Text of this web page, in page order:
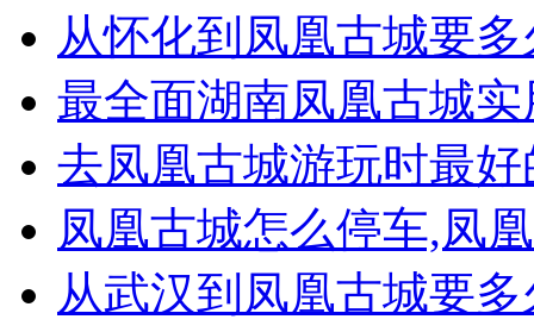
从怀化到凤凰古城要
最全面湖南凤凰古城
去凤凰古城游玩时最
凤凰古城怎么停车,凤
从武汉到凤凰古城要